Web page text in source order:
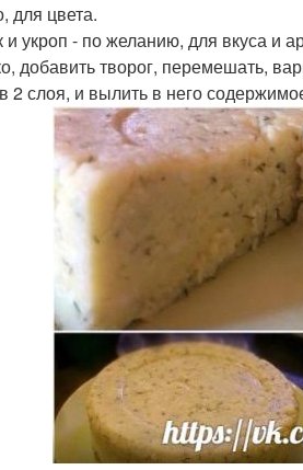
для цвета.
укроп - по желанию, для вкуса и
добавить творог, перемешать,
2 слоя, и вылить в него